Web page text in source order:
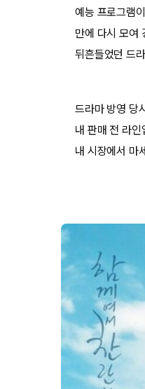
예능 프로그램
만에 다시 모여
뒤흔들었던 드
드라마 방영 당
내 판매 전 라인
내 시장에서 마